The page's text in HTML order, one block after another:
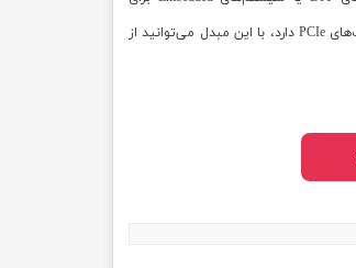
کار با سیستم‌های قدیمی‌تر: اگر سیستم شما فقط پورت‌های PCIe دارد، با این مبدل می‌توانید از